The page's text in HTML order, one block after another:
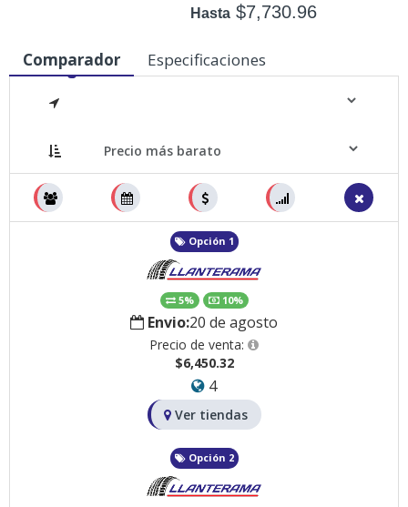
Hasta $7,730.96
Comparador Especificaciones
Opción 1
5% 10%
Envio:20 de agosto
Precio de venta:
$6,450.32
4
Ver tiendas
Opción 2